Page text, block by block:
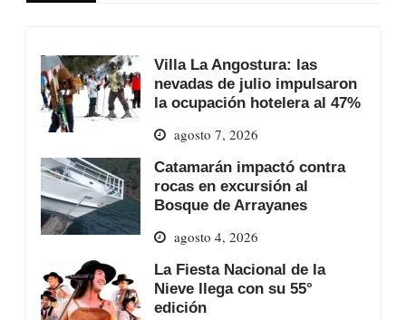
Villa La Angostura: las
nevadas de julio impulsaron
la ocupación hotelera al 47%
agosto 7, 2026
Catamarán impactó contra
rocas en excursión al
Bosque de Arrayanes
agosto 4, 2026
La Fiesta Nacional de la
Nieve llega con su 55°
edición